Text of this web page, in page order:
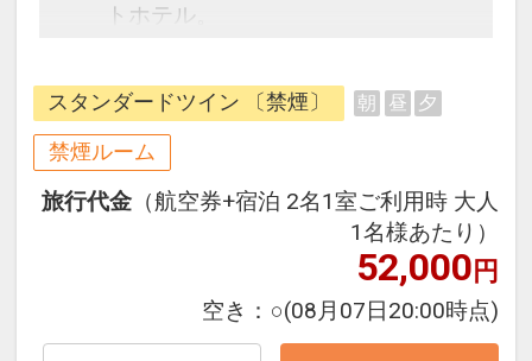
トホテル。
桜島駅が目の前・ユニバーサルシテ
ィ駅まで1駅1分で、大阪市中心部へ
のアクセスも便利！
訪れた瞬間から非日常へと誘う洗練
された空間でホテルステイをお楽し
スタンダードツイン 〔禁煙〕 朝 昼 夕
禁煙ルーム
旅行代金 （航空券+宿泊 2名1室ご利用時 大人
1名様あたり）
52,000円
空き： ○(08月07日20:00時点)